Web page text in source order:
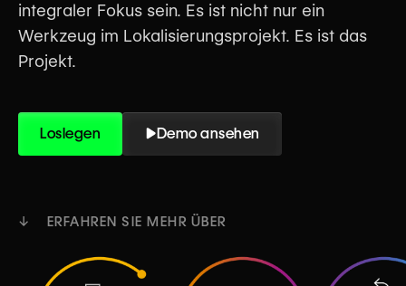
integraler Fokus sein. Es ist nicht nur ein
Werkzeug im Lokalisierungsprojekt. Es ist das
Projekt.
Loslegen Demo ansehen
↓ ERFAHREN SIE MEHR ÜBER